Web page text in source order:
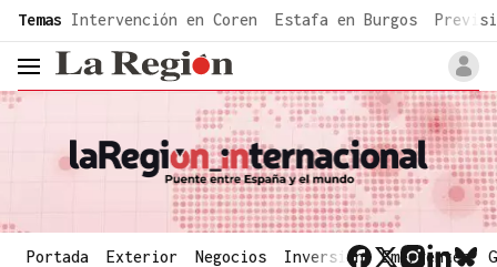
common.go-to-content
Temas Intervención en Coren Estafa en Burgos
header.menu.open
Portada Exterior Negocios Inversión Emergentes